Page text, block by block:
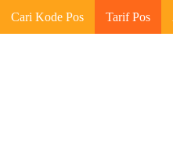
Cari Kode Pos Tarif Pos